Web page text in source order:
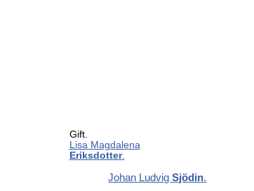
Gift.
Lisa Magdalena
Eriksdotter.
Johan LudvigSjödin.